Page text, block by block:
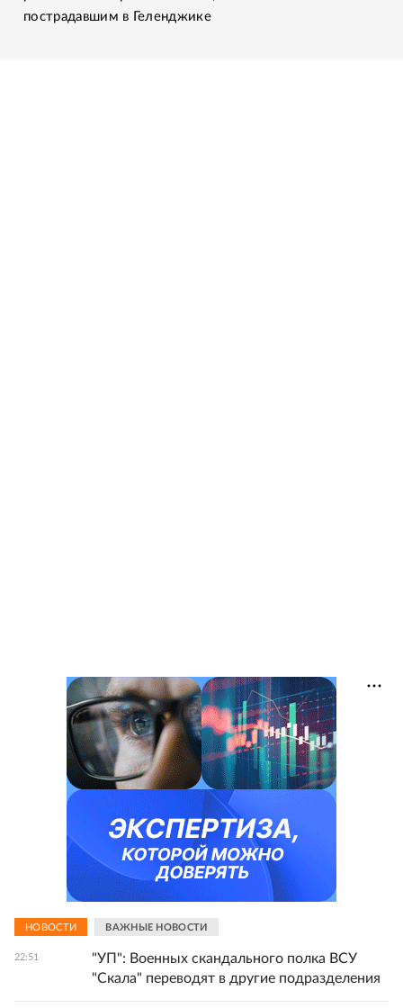
пострадавшим в Геленджике
НОВОСТИ ВАЖНЫЕ НОВОСТИ
22:51
"УП": Военных скандального полка ВСУ
"Скала" переводят в другие подразделения